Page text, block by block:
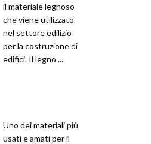
il materiale legnoso
che viene utilizzato
nel settore edilizio
per la costruzione di
edifici. Il legno ...
Uno dei materiali più
usati e amati per il